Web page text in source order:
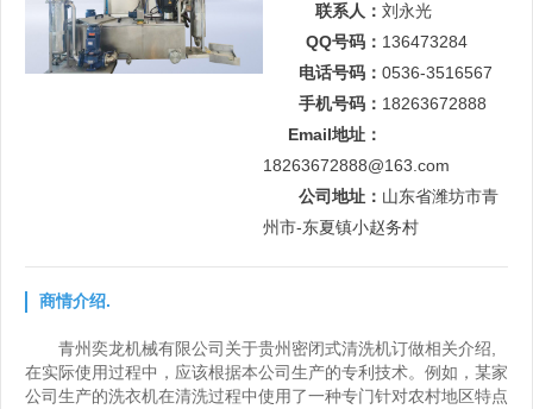
联系人： 刘永光
QQ号码： 136473284
电话号码： 0536-3516567
手机号码： 18263672888
Email地址：
18263672888@163.com
公司地址： 山东省潍坊市青
州市-东夏镇小赵务村
商情介绍.
青州奕龙机械有限公司关于贵州密闭式清洗机订做相关介绍,
在实际使用过程中，应该根据本公司生产的专利技术。例如，某家
公司生产的洗衣机在清洗过程中使用了一种专门针对农村地区特点